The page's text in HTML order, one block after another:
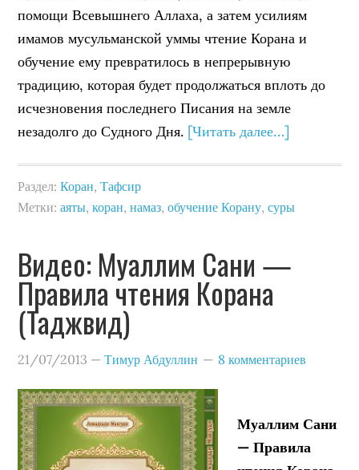
помощи Всевышнего Аллаха, а затем усилиям
имамов мусульманской уммы чтение Корана и
обучение ему превратилось в непрерывную
традицию, которая будет продолжаться вплоть до
исчезновения последнего Писания на земле
незадолго до Судного Дня. [Читать далее…]
Раздел:Коран,Тафсир
Метки:аяты,коран,намаз,обучение Корану,суры
Видео: Муаллим Сани —
Правила чтения Корана
(Таджвид)
21/07/2013 —Тимур Абдуллин 8 комментариев
Муаллим Сани
— Правила